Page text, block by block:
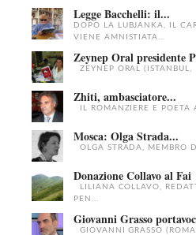
Legge Bacchelli: il...
DOPO LA LUBJANKA, IL
VIENE AMNISTIATA...
Zeynep Oral presidente
ZEYNEP ORAL (ISTANBUL,
Zhiti, ambasciatore...
IL ROMANZIERE E POETA
Mosca: Olga Strada...
OLGA STRADA, MEMBRO
Donazione Collavo al Fai
LILIANA COLLAVO,
PEN...
Giovanni Grasso
GIOVANNI GRASSO